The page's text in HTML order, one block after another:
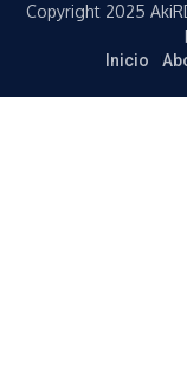
Copyright 2025
Inicio